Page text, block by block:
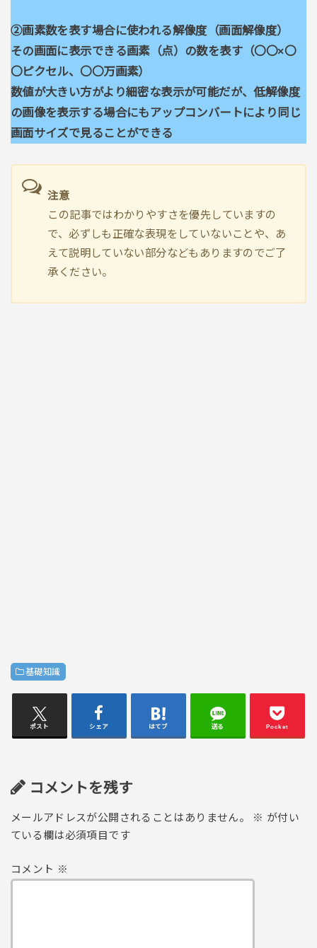
②画素数を表す場合に使われる解像度（画面解像度）
その画面に表示できる画素（点）の数を表す（〇〇×〇
〇ピクセル、〇〇万画素）
数値が大きい方がより細密な表示が可能だが、低解像度
の画像を表示する場合にもアップコンバートにより同じ
画面サイズで見ることができる
注意
この記事ではわかりやすさを優先していますの
で、必ずしも正確な表現をしていないことや、あ
えて説明していない部分などもありますのでご了
承ください。
基礎知識
ポスト シェア はてブ 送る Pocket
コメントを残す
メールアドレスが公開されることはありません。 ※ が付い
ている欄は必須項目です
コメント ※